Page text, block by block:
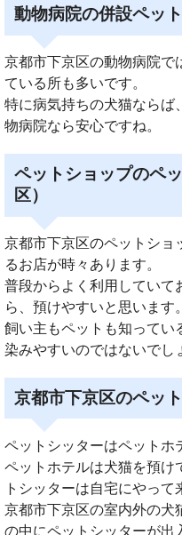
動物病院の併設ペッ
京都市下京区の動物病院で
ている所も多いです。
特に病気持ちの犬猫ならば
物病院なら安心ですね。
ペットショップのペ
区）
京都市下京区のペットショ
るお店が時々あります。
普段からよく利用していて
ら、預けやすいと思います。
飼い主もペットも知ってい
染みやすいのではないでし
京都市下京区のペッ
ペットシッターはペットホ
ペットホテルは犬猫を預け
トシッターは自宅にやって
京都市下京区の室内外の犬
の中にペットシッターが出